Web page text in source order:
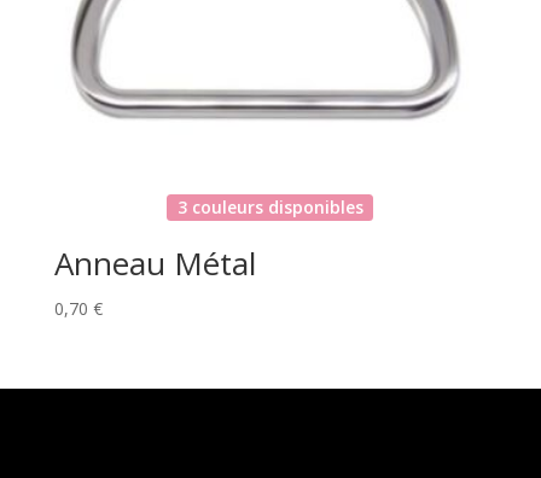
3 couleurs disponibles
Anneau Métal
0,70 €